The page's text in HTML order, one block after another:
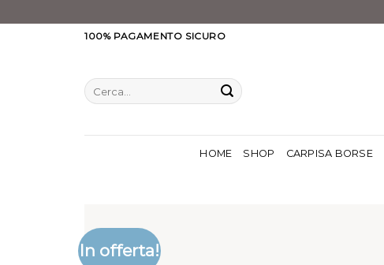
100% PAGAMENTO SICURO
Cerca:
HOME SHOP CARPISA BORSE
In offerta!